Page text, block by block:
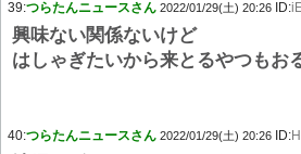
39:つらたんニュースさん 2022/01/29(土) 20:26 ID:
興味ない関係ないけど
はしゃぎたいから来とるやつもお
40:つらたんニュースさん 2022/01/29(土) 20:26 ID: